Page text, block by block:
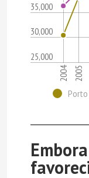
25,000
30,000
35,000
2004 2005
Porto